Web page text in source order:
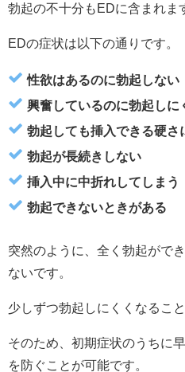
勃起の不十分もEDに含まれま
EDの症状は以下の通りです。
性欲はあるのに勃起しない
興奮しているのに勃起しに
勃起しても挿入できる硬さ
勃起が長続きしない
挿入中に中折れしてしまう
勃起できないときがある
突然のように、全く勃起がで
ないです。
少しずつ勃起しにくくなるこ
そのため、初期症状のうちに
を防ぐことが可能です。